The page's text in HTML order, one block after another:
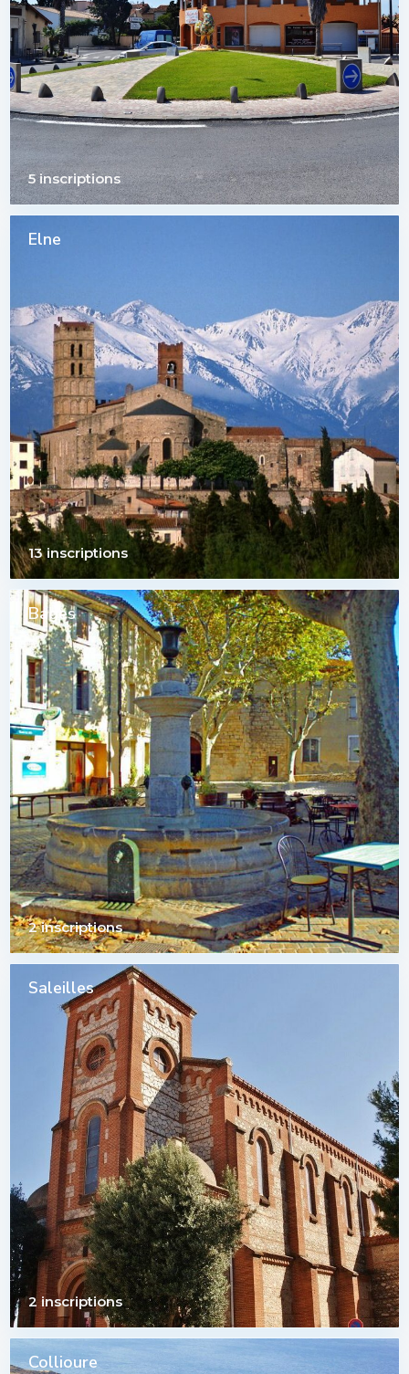
5 inscriptions
Elne
13 inscriptions
Bages
2 inscriptions
Saleilles
2 inscriptions
Collioure